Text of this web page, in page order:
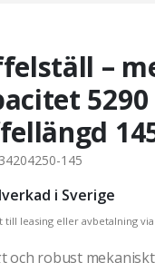
–
145
i Sverige
till leasing eller avbetalning
och robust